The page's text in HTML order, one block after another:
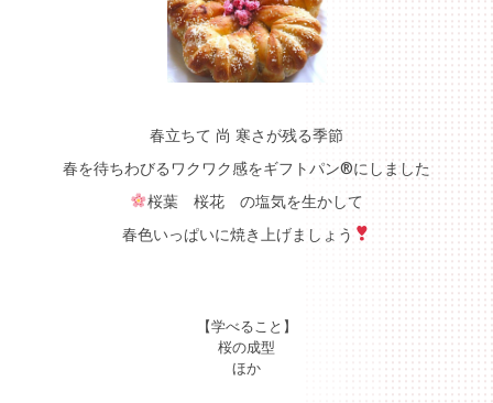
春立ちて 尚 寒さが残る季節
春を待ちわびるワクワク感をギフトパン®にしました
桜葉 桜花 の塩気を生かして
春色いっぱいに焼き上げましょう
【学べること】
桜の成型
ほか